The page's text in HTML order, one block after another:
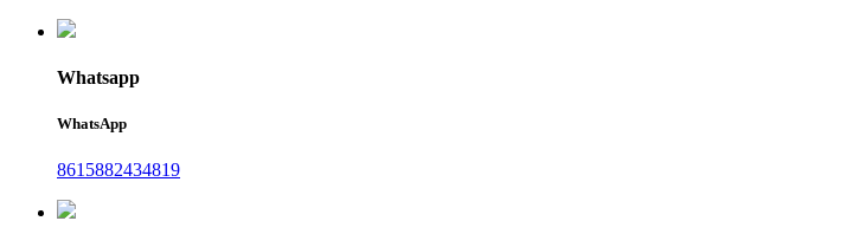
Whatsapp
WhatsApp
8615882434819